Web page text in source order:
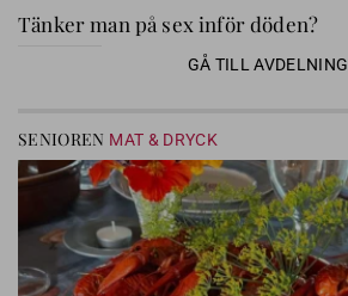
Tänker man på sex inför döden?
GÅ TILL AVDELNING
SENIOREN MAT & DRYCK